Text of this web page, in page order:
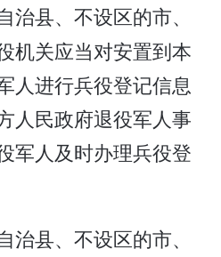
治县、不设区的市、
机关应当对安置到本
人进行兵役登记信息
人民政府退役军人事
军人及时办理兵役登
县、不设区的市、